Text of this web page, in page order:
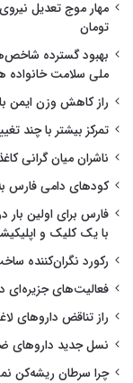
تومان
بهبود گسترده
ملی سلامت خانواده
راز کاهش وزن ایمن
تمرکز بیشتر با چند
ناشران میان گرانی
کودهای دامی فارس
فارس برای اولین بار
با یک کلیک و
رکورد نگران‌کننده
فعالیت‌های جزیره‌ای
راز تناقض داروهای
نسل جدید داروهای
چرا سرطان ریشه‌کن